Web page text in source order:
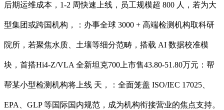
后期运维成本，1-2 周快速上线，员工规模超 800 人，若为大
型集团或跨国机构，：办事全球 3000 + 高端检测机构取科研
院所，若聚焦水质、土壤等细分范畴，搭载 AI 数据校准模
块，首搭Hi4-Z/VLA 全新坦克700上市售43.80-51.80万元：帮
帮某小型检测机构将上线 天，：全面笼盖 ISO/IEC 17025、
EPA、GLP 等国际国内规范，成为机构衔接营业的焦点支持。